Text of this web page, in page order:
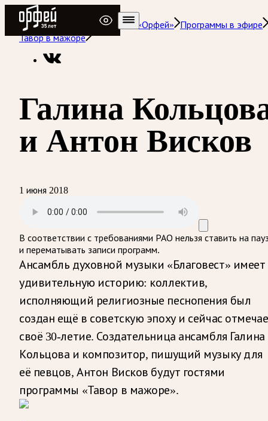
Радио Орфей
Радио классической музыки «Орфей»
Программы в эфире
Тавор в мажоре
Галина
и Антон Висков
1 июня 2018
В соответствии с требованиями РАО нельзя ставить на
и перематывать записи программ.
Ансамбль духовной музыки «Благовест» имеет
удивительную историю: коллектив,
исполняющий религиозные песнопения был
создан ещё в советскую эпоху и сейчас
своё 30-летие. Создательница ансамбля Галина
Кольцова и композитор, пишущий музыку для
её певцов, Антон Висков будут гостями
программы «Тавор в мажоре».